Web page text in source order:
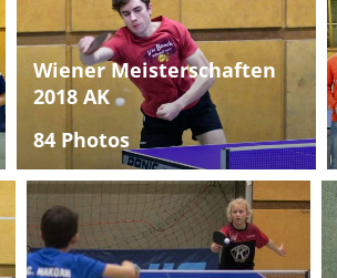
Wiener Meisterschaften
2018 AK
84 Photos